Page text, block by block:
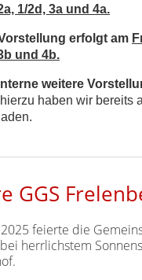
1/2d, 3a und 4a.
erfolgt am
und 4b.
weitere
haben wir bereits
GGS
feierte die
herrlichstem